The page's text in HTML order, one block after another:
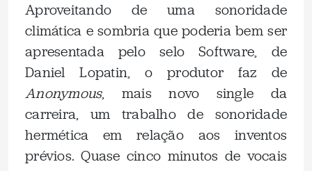
Aproveitando de uma sonoridade
climática e sombria que poderia bem ser
apresentada pelo selo Software, de
Daniel Lopatin, o produtor faz de
Anonymous, mais novo single da
carreira, um trabalho de sonoridade
hermética em relação aos inventos
prévios. Quase cinco minutos de vocais